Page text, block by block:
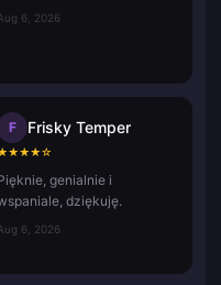
6, 2026
F Frisky Temper
★★★☆
genialnie i
dziękuję.
6, 2026